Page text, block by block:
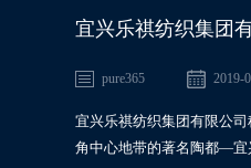
宜兴乐祺纺织集团
pure365 2019-
宜兴乐祺纺织集团有限公
角中心地带的著名陶都—宜